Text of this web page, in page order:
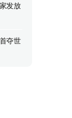
发放
夺世